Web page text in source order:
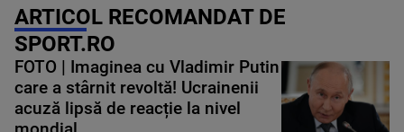
ARTICOL RECOMANDAT DE
SPORT.RO
FOTO | Imaginea cu Vladimir Putin
care a stârnit revoltă! Ucrainenii
acuză lipsă de reacție la nivel